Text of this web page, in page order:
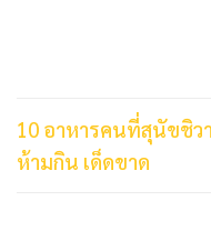
10 อาหารคนที่สุนัขชิว
ห้ามกิน เด็ดขาด